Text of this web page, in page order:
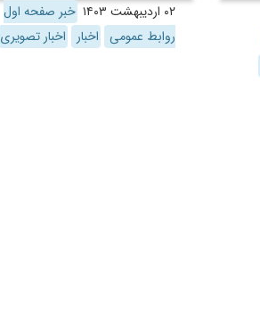
۰۲ اردیبهشت ۱۴۰۳
خبر صفحه اول
روابط عمومی اخبار اخبار تصویری